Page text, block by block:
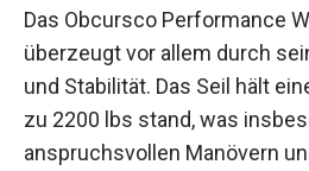
Das Obcursco Performance
überzeugt vor allem durch
und Stabilität. Das Seil hält
zu 2200 lbs stand, was
anspruchsvollen Manövern